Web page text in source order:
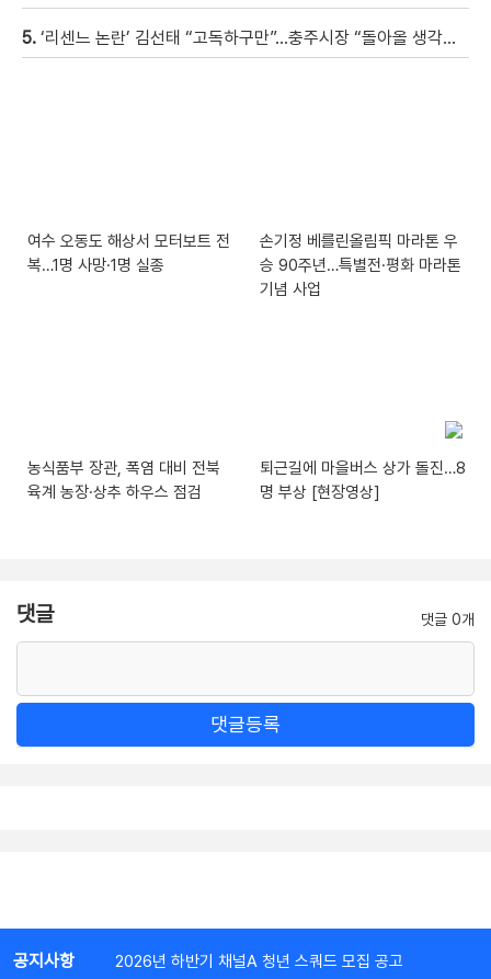
5. ‘리센느 논란’ 김선태 “고독하구만”…충주시장 “돌아올 생각은?”
여수 오동도 해상서 모터보트 전
복…1명 사망·1명 실종
손기정 베를린올림픽 마라톤 우
승 90주년…특별전·평화 마라톤
기념 사업
농식품부 장관, 폭염 대비 전북
육계 농장·상추 하우스 점검
퇴근길에 마을버스 상가 돌진…8
명 부상 [현장영상]
댓글 댓글 0개
댓글등록
공지사항 2026년 하반기 채널A 청년 스쿼드 모집 공고